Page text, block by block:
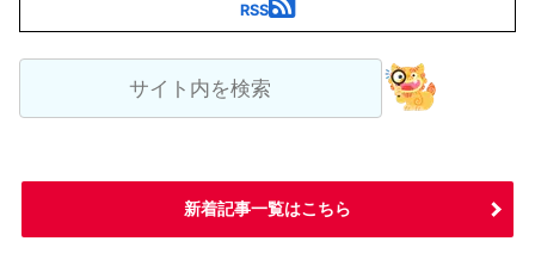
RSS
新着記事一覧はこちら